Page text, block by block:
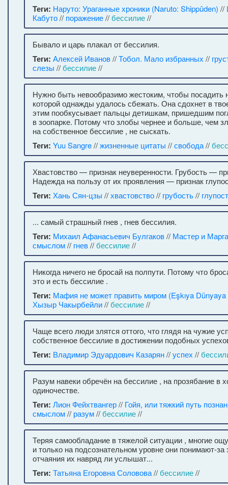
Теги: Наруто: Ураганные хроники (Naruto: Shippûden) //
Кабуто// поражение//бессилие//
Бывало и царь плакал от бессилия.
Теги: Алексей Иванов//Тобол. Мало избранных //
слезы //бессилие//
Нужно быть невообразимо жестоким, чтобы посадить
которой однажды удалось сбежать. Она сдохнет в
этим пообкусывает пальцы детишкам, пришедшим
в зоопарке. Потому что злобы чернее и больше, чем
на собственное бессилие , не сыскать.
Теги: Yuu Sangre//жизненные цитаты //свобода//
Хвастовство — признак неуверенности. Грубость —
Надежда на пользу от их проявления — признак
Теги: Хань Сян-цзы //хвастовство// грубость//
... самый страшный гнев , гнев бессилия.
Теги: Михаил Афанасьевич Булгаков// Мастер и
смыслом// гнев//бессилие//
Никогда ничего не бросай на полпути. Потому что
это и есть бессилие .
Теги: Мафия не может править миром (Eşkıya
Хызыр Чакырбейли//бессилие//
Чаще всего люди злятся оттого, что глядя на чужие
собственное бессилие в достижении подобных
Теги: Владимир Эдуардович Казарян//успех //
Разум навеки обречён на бессилие , на прозябание в
одиночестве.
Теги: Лион Фейхтвангер// Гойя, или тяжкий путь
смыслом// разум//бессилие//
Теряя самообладание в тяжелой ситуации , многие
и только на подсознательном уровне они понимают-за
отчаяния их навряд ли услышат...
Теги: Татьяна Егоровна Соловова//бессилие//